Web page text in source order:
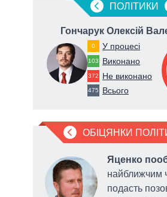
ПОЛIТИКИ
Гончарук Олексій
0 У процесі
103 Виконано
372 Не виконано
475 Всього
ОБІЦЯНКИ
Яценко
найближчим
подасть